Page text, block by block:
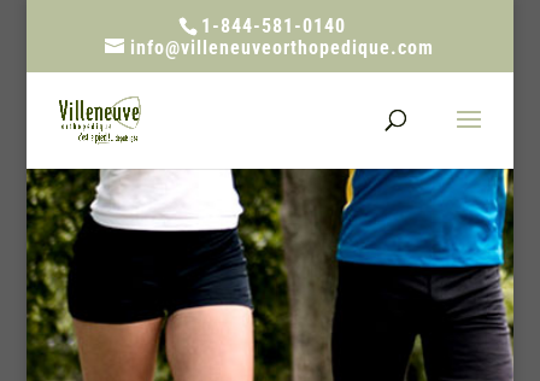
1-844-581-0140
info@villeneuveorthopedique.com